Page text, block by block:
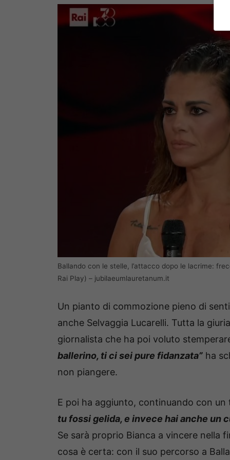
Ballando con le stelle, l’attacco dopo le lacrime:
Rai Play) – jubilaeumlauretanum.it
Un pianto di commozione pieno di
anche Selvaggia Lucarelli. Tutta la
giornalista che ha poi voluto
ballerino, ti ci sei pure fidanzata” ha
non piangere.
E poi ha aggiunto, continuando con
tu fossi gelida, e invece hai anche un
Se sarà proprio Bianca a vincere nella
cosa è certa: con il suo percorso a